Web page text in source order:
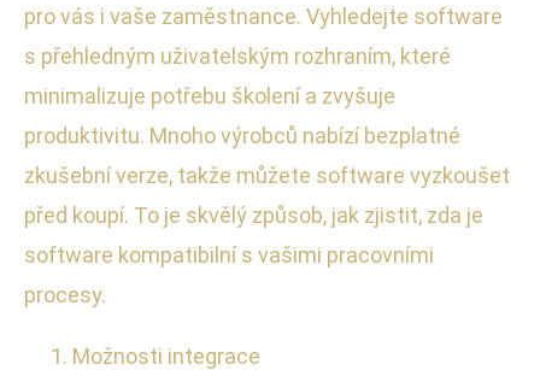
pro vás i vaše zaměstnance. Vyhledejte software
s přehledným uživatelským rozhraním, které
minimalizuje potřebu školení a zvyšuje
produktivitu. Mnoho výrobců nabízí bezplatné
zkušební verze, takže můžete software vyzkoušet
před koupí. To je skvělý způsob, jak zjistit, zda je
software kompatibilní s vašimi pracovními
procesy.
Možnosti integrace